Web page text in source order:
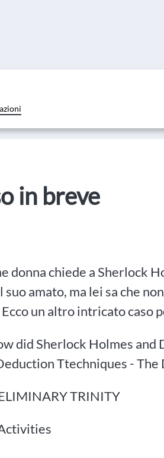
in breve
donna chiede a Sherlock
suo amato, ma lei sa che
un altro intricato caso
did Sherlock Holmes and
Ttechniques -
TRINITY